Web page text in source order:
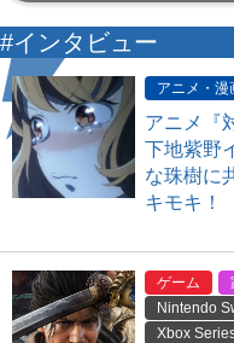
#インタビュー
アニメ・漫
アニメ『
下地紫野
な珠樹に
キモキ！
ゲーム
Nintendo
Xbox